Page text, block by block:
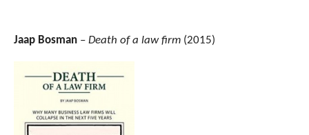
Jaap Bosman – Death of a law firm (2015)